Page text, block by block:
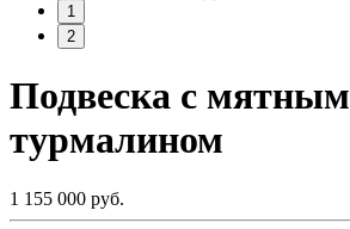
1
2
Подвеска с мятным
турмалином
1 155 000 руб.